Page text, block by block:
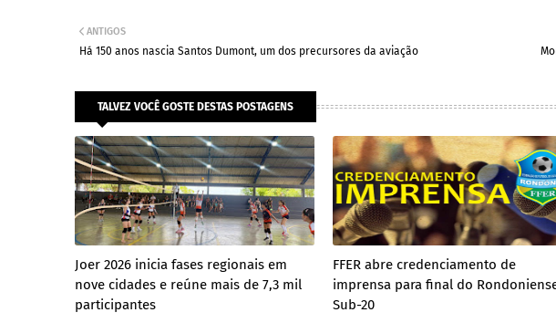
ANTIGOS
Há 150 anos nascia Santos Dumont, um dos precursores da aviação
TALVEZ VOCÊ GOSTE DESTAS POSTAGENS
Joer 2026 inicia fases regionais em
nove cidades e reúne mais de 7,3 mil
participantes
FFER abre credenciamento de
imprensa para final do
Sub-20